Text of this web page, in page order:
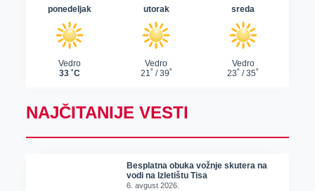
NAJČITANIJE VESTI
Besplatna obuka vožnje skutera na
vodi na Izletištu Tisa
6. avgust 2026.